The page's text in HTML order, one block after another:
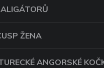
ŽENA
ANGORSKÉ